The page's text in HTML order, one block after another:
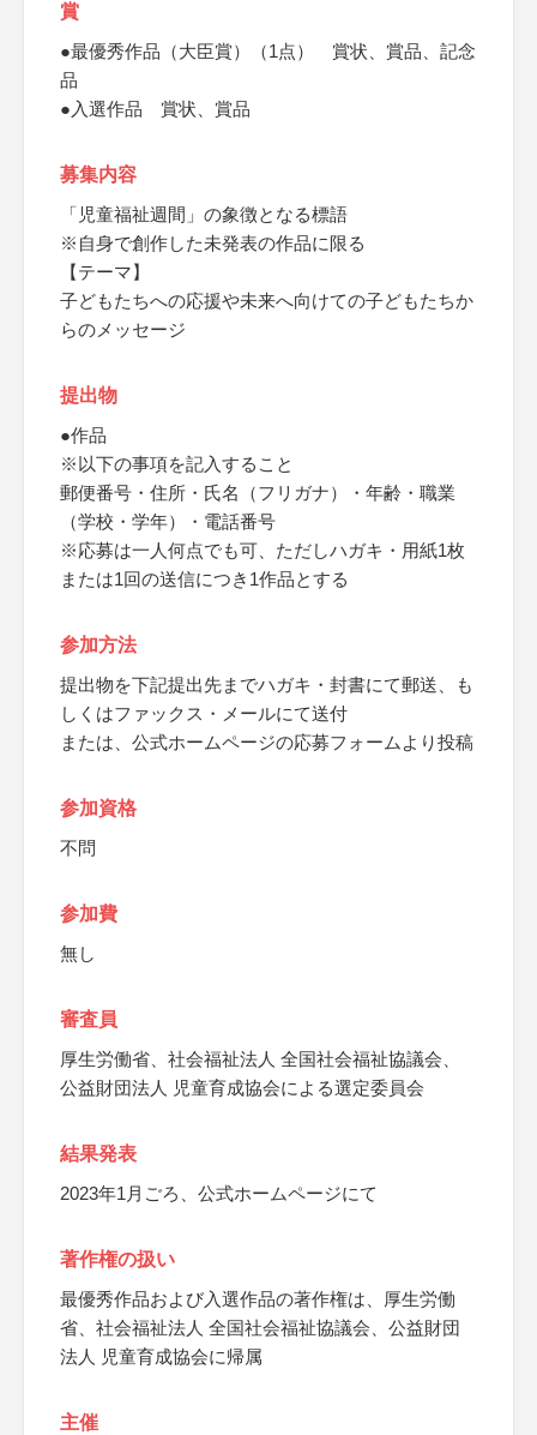
賞
●最優秀作品（大臣賞）（1点） 賞状、賞品、記念
品
●入選作品 賞状、賞品
募集内容
「児童福祉週間」の象徴となる標語
※自身で創作した未発表の作品に限る
【テーマ】
子どもたちへの応援や未来へ向けての子どもたちか
らのメッセージ
提出物
●作品
※以下の事項を記入すること
郵便番号・住所・氏名（フリガナ）・年齢・職業
（学校・学年）・電話番号
※応募は一人何点でも可、ただしハガキ・用紙1枚
または1回の送信につき1作品とする
参加方法
提出物を下記提出先までハガキ・封書にて郵送、も
しくはファックス・メールにて送付
または、公式ホームページの応募フォームより投稿
参加資格
不問
参加費
無し
審査員
厚生労働省、社会福祉法人 全国社会福祉協議会、
公益財団法人 児童育成協会による選定委員会
結果発表
2023年1月ごろ、公式ホームページにて
著作権の扱い
最優秀作品および入選作品の著作権は、厚生労働
省、社会福祉法人 全国社会福祉協議会、公益財団
法人 児童育成協会に帰属
主催